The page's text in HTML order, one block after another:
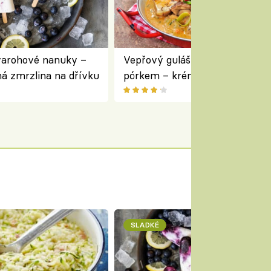
nanuky –
zmrzlina na dřívku
Vepřový guláš s houbami a
pórkem – krémový a voňavý
pokrm z jednoho hrnce
SLADKÉ